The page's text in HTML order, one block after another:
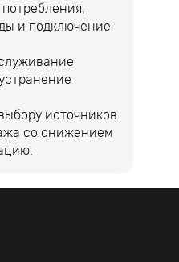
и подключение
источников
со снижением